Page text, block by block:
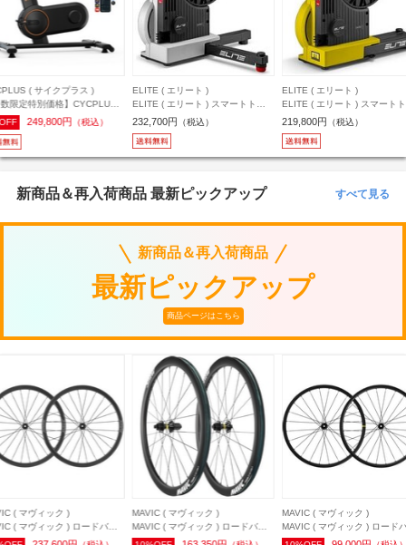
( サイクプラス )
限定特別価格】CYCPLUS (
プラス ) スマートトレーナ
スマートバイク
249,800円 （税込）
ELITE ( エリート )
ELITE ( エリート ) スマートトレ
ーナー JUSTO 2 ( ジャスト ツー )
232,700円 （税込）
ELITE ( エリート )
ELITE ( エリート ) スマート
ーナー JUSTO 2 ( ジャスト
イエロー リミテッド
219,800円 （税込）
新商品＆再入荷商品 最新ピックアップ すべて見る
新商品＆再入荷商品
最新ピックアップ
商品ページはこちら
( マヴィック )
( マヴィック ) ロードバイ
イール(ディスクブレーキ用)
MAVIC ( マヴィック )
MAVIC ( マヴィック ) ロードバイ
ク用ホイール(ディスクブレーキ用)
MAVIC ( マヴィック )
MAVIC ( マヴィック ) ロード
ク用ホイール(ディスクブレー